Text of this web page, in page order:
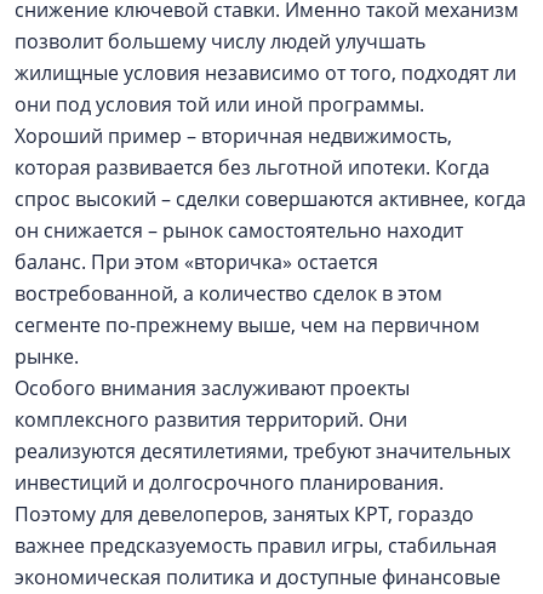
снижение ключевой ставки. Именно такой механизм
позволит большему числу людей улучшать
жилищные условия независимо от того, подходят ли
они под условия той или иной программы.
Хороший пример – вторичная недвижимость,
которая развивается без льготной ипотеки. Когда
спрос высокий – сделки совершаются активнее, когда
он снижается – рынок самостоятельно находит
баланс. При этом «вторичка» остается
востребованной, а количество сделок в этом
сегменте по-прежнему выше, чем на первичном
рынке.
Особого внимания заслуживают проекты
комплексного развития территорий. Они
реализуются десятилетиями, требуют значительных
инвестиций и долгосрочного планирования.
Поэтому для девелоперов, занятых КРТ, гораздо
важнее предсказуемость правил игры, стабильная
экономическая политика и доступные финансовые